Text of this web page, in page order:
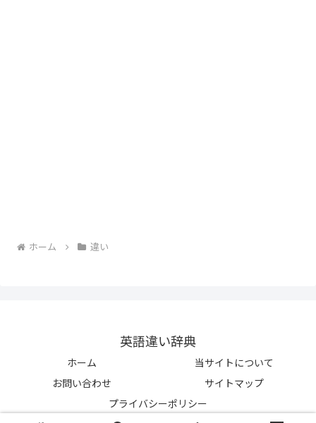
ホーム 違い
英語違い辞典
ホーム
当サイトについて
お問い合わせ
サイトマップ
プライバシーポリシー